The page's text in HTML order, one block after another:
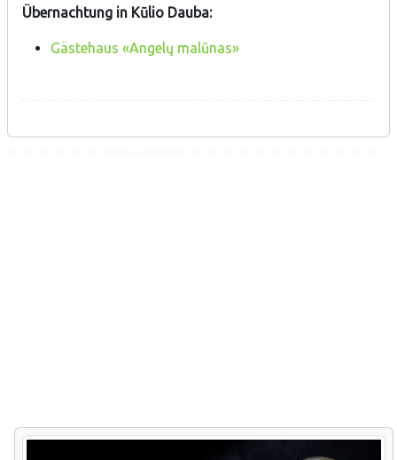
Übernachtung in Kūlio Dauba:
Gästehaus «Angelų malūnas»